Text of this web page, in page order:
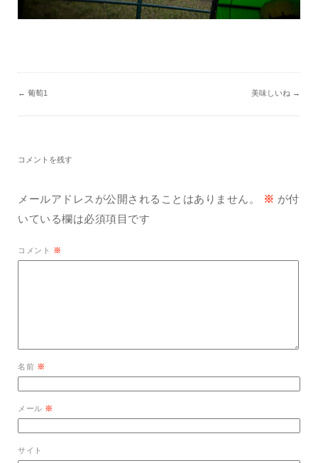
← 葡萄1 美味しいね →
コメントを残す
メールアドレスが公開されることはありません。 ※ が付
いている欄は必須項目です
コメント ※
名前 ※
メール ※
サイト